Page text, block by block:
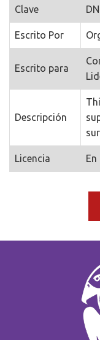
Clave
Escrito Por
Escrito para
Descripción
Licencia